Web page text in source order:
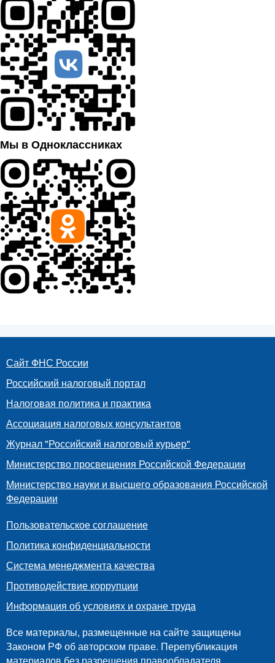
Мы в Одноклассниках
Сайт ФНС России
Российский налоговый портал
Налоговая политика и практика
Ассоциация налоговых консультантов
Журнал "Российский налоговый курьер"
Министерство просвещения Российской Федерации
Министерство науки и высшего образования Российской
Федерации
Пользовательское соглашение
Политика конфиденциальности
Система менеджмента качества
Противодействие коррупции
Информация об условиях и охране труда
Все материалы, размещенные на сайте защищены
Законом РФ об авторском праве. Перепубликация